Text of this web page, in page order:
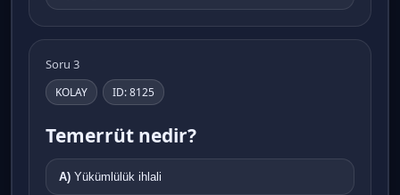
Soru 3
KOLAY ID: 8125
Temerrüt nedir?
A) Yükümlülük ihlali